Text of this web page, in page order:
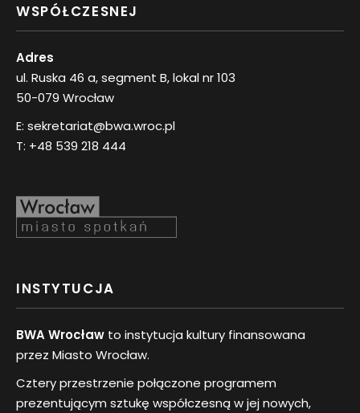
WSPÓŁCZESNEJ
Adres
ul. Ruska 46 a, segment B, lokal nr 103
50-079 Wrocław
E: sekretariat@bwa.wroc.pl
T: +48 539 218 444
INSTYTUCJA
BWA Wrocław to instytucja kultury finansowana
przez Miasto Wrocław.
Cztery przestrzenie połączone programem
prezentującym sztukę współczesną w jej nowych,